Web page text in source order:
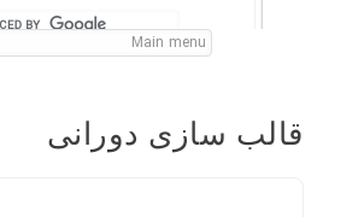
قالب سازی دورانی